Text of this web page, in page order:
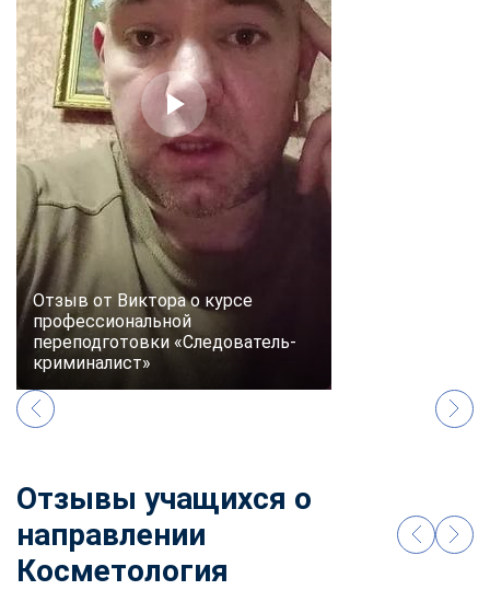
Отзыв от Виктора о курсе
профессиональной
переподготовки «Следователь-
криминалист»
Отзывы учащихся о
направлении
Косметология
Мессенджеры
Свяжитесь с нами через любой удобный мессенджер!
Telegram WhatsApp
Vkontakte EMail
Max